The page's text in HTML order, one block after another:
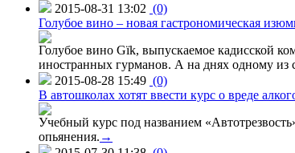
2015-08-31 13:02 (0)
Голубое вино – новая гастрономическая
Голубое вино Gïk, выпускаемое кадисской
иностранных гурманов. А на днях одному
2015-08-28 15:49 (0)
В автошколах хотят ввести курс о вреде
Учебный курс под названием
опьянения. →